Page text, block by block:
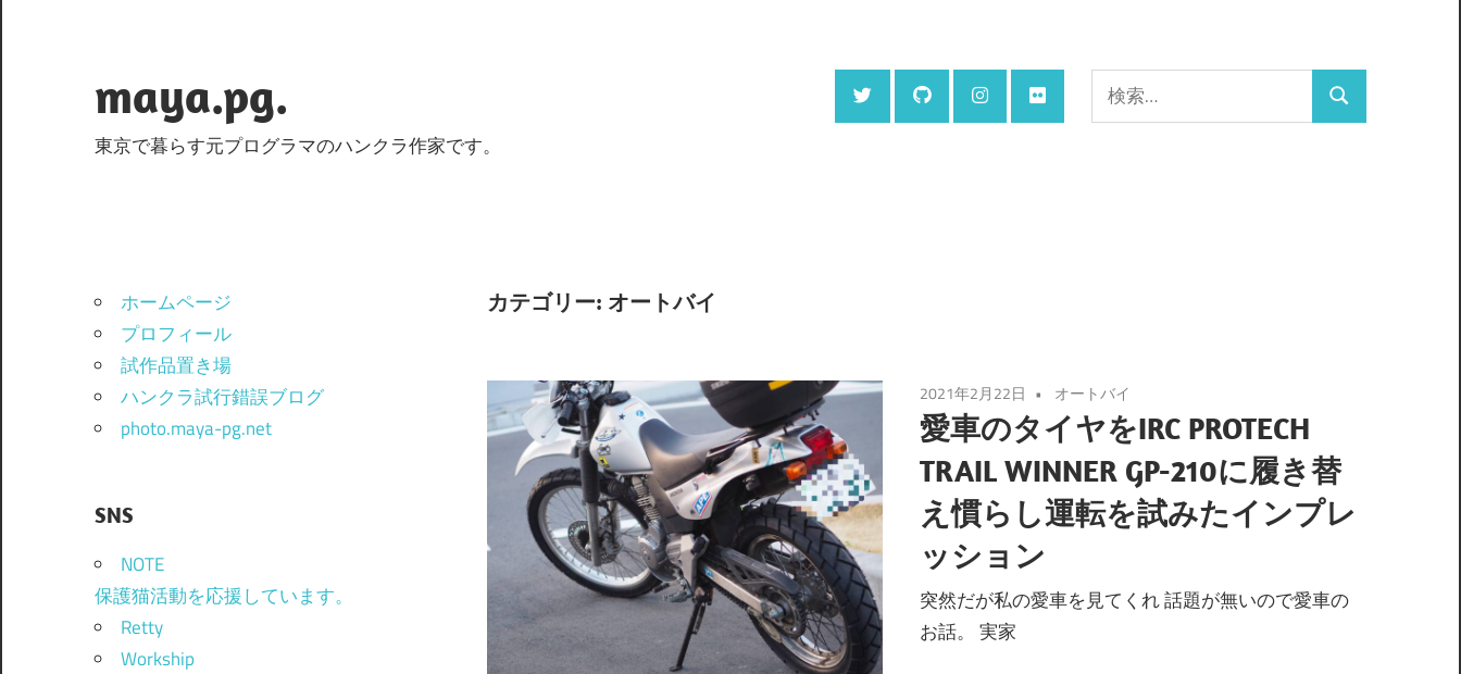
ン
ツ
プ
maya.pg.
東京で暮らす元プログラマのハンクラ作家です。
索:
検
カテゴリー: オートバイ
2021年2月22日 オートバイ
愛車のタイヤをIRC PROTECH
TRAIL WINNER GP-210に履き替
え慣らし運転を試みたインプレ
ッション
突然だが私の愛車を見てくれ 話題が無いので愛車の
お話。 実家
ホームページ
プロフィール
試作品置き場
ハンクラ試行錯誤ブログ
photo.maya-pg.net
SNS
NOTE
保護猫活動を応援しています。
Retty
Workship